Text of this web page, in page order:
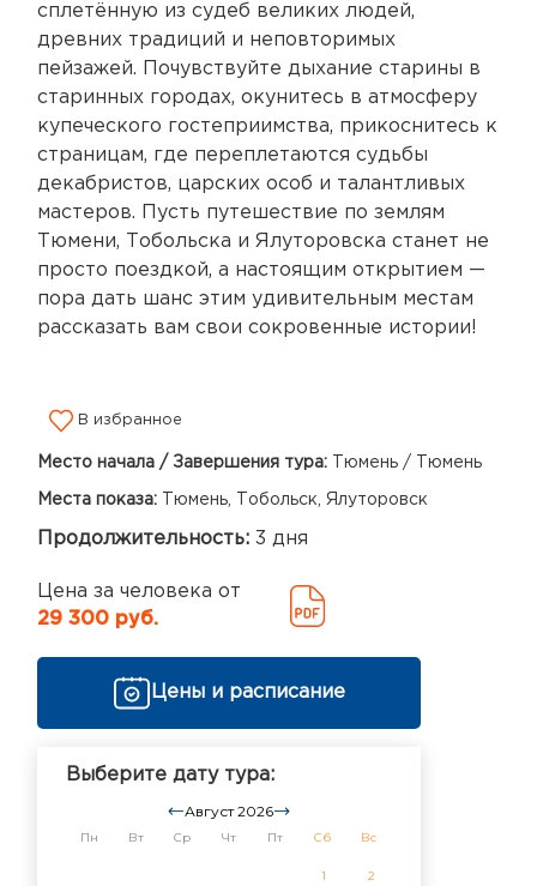
сплетённую из судеб великих людей,
древних традиций и неповторимых
пейзажей. Почувствуйте дыхание старины в
старинных городах, окунитесь в атмосферу
купеческого гостеприимства, прикоснитесь к
страницам, где переплетаются судьбы
декабристов, царских особ и талантливых
мастеров. Пусть путешествие по землям
Тюмени, Тобольска и Ялуторовска станет не
просто поездкой, а настоящим открытием —
пора дать шанс этим удивительным местам
рассказать вам свои сокровенные истории!
В избранное
Место начала / Завершения тура: Тюмень / Тюмень
Места показа: Тюмень, Тобольск, Ялуторовск
Продолжительность: 3 дня
Цена за человека от
29 300 руб.
Цены и расписание
Выберите дату тура:
Август 2026
Пн Вт Ср Чт Пт Сб Вс
1 2